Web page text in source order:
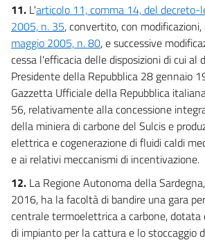
11. L'articolo 11, comma 14, del decreto-
2005, n. 35, convertito, con
maggio 2005, n. 80, e successive
cessa l'efficacia delle disposizioni di cui al
Presidente della Repubblica 28 gennaio
Gazzetta Ufficiale della Repubblica
56, relativamente alla concessione
della miniera di carbone del Sulcis e
elettrica e cogenerazione di fluidi caldi
e ai relativi meccanismi di incentivazione.
12. La Regione Autonoma della
2016, ha la facoltà di bandire una gara
centrale termoelettrica a carbone, dotata
di impianto per la cattura e lo stoccaggio